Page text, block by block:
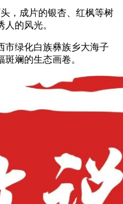
，成片的银杏、红枫等树
的风光。
绿化白族彝族乡大海子
斓的生态画卷。